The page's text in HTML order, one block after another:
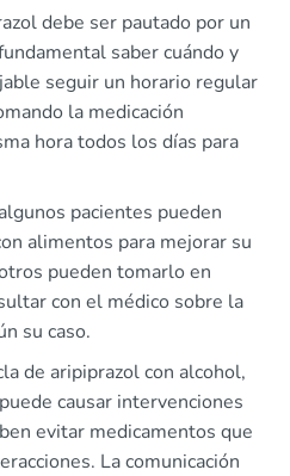
debe ser pautado por un
saber cuándo y
seguir un horario regular
la medicación
hora todos los días para
pacientes pueden
alimentos para mejorar su
pueden tomarlo en
con el médico sobre la
su caso.
de aripiprazol con alcohol,
causar intervenciones
evitar medicamentos que
La comunicación